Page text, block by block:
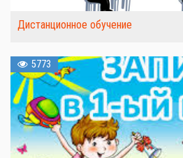
Дистанционное обучение
5773